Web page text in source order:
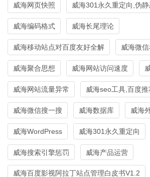
威海网页快照 威海301永久重定向,伪
威海编码格式 威海长尾理论
威海移动站点对百度友好全解 威海微
威海聚合思想 威海网站访问速度
威海网站流量异常 威海seo工具,百度推
威海微信搜一搜 威海数据库 威海
威海WordPress 威海301永久重定向
威海搜索引擎惩罚 威海产品运营
威海百度影视阿拉丁站点管理白皮书V1.2